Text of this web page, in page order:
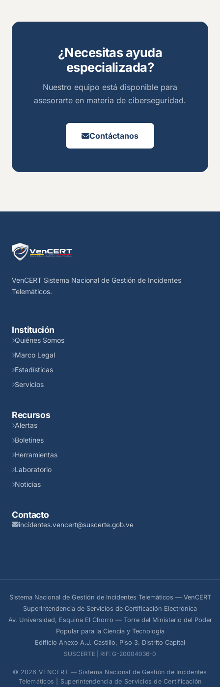
¿Necesitas ayuda
especializada?
Nuestro equipo está disponible para
asesorarte en materia de ciberseguridad.
Contáctanos
VenCERT Sistema Nacional de Gestión de Incidentes
Telemáticos.
Institución
Quiénes Somos
Marco Legal
Estadísticas
Servicios
Recursos
Alertas
Boletines
Herramientas
Laboratorio
Noticias
Contacto
incidentes.vencert@suscerte.gob.ve
Sistema Nacional de Gestión de Incidentes Telemáticos — VenCERT
Superintendencia de Servicios de Certificación Electrónica
Av. Universidad, Esquina El Chorro — Torre del Ministerio del Poder
Popular para la Ciencia y Tecnología
Edificio Anexo A.J. Castillo, Piso 3. Distrito Capital
SUSCERTE | RIF: G-20004036-0
© 2026 VENCERT — Sistema Nacional de Gestión de Incidentes
Telemáticos | Superintendencia de Servicios de Certificación